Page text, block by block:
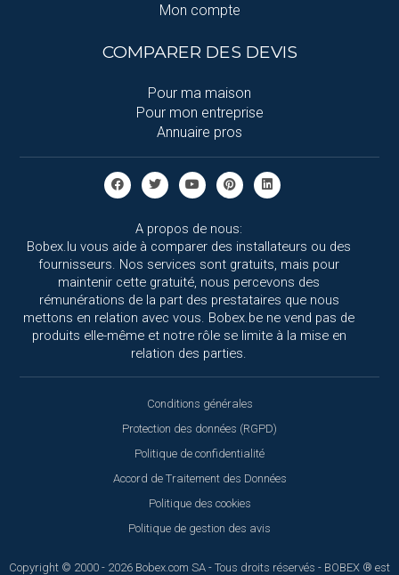
Mon compte
COMPARER DES DEVIS
Pour ma maison
Pour mon entreprise
Annuaire pros
A propos de nous:
Bobex.lu vous aide à comparer des installateurs ou des
fournisseurs. Nos services sont gratuits, mais pour
maintenir cette gratuité, nous percevons des
rémunérations de la part des prestataires que nous
mettons en relation avec vous. Bobex.be ne vend pas de
produits elle-même et notre rôle se limite à la mise en
relation des parties.
Conditions générales
Protection des données (RGPD)
Politique de confidentialité
Accord de Traitement des Données
Politique des cookies
Politique de gestion des avis
Copyright © 2000 - 2026 Bobex.com SA - Tous droits réservés - BOBEX ® est